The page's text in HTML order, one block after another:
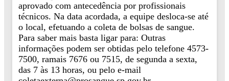
aprovado com antecedência por profissionais
técnicos. Na data acordada, a equipe desloca-se até
o local, efetuando a coleta de bolsas de sangue.
Para saber mais basta ligar para: Outras
informações podem ser obtidas pelo telefone 4573-
7500, ramais 7676 ou 7515, de segunda a sexta,
das 7 às 13 horas, ou pelo e-mail